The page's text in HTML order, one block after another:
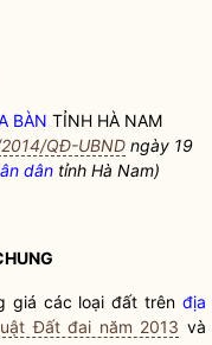
BÀN TỈNH HÀ NAM
QĐ-UBND ngày 19
dân tỉnh Hà Nam)
giá các loại đất trênđịa
Đất đai năm 2013 và